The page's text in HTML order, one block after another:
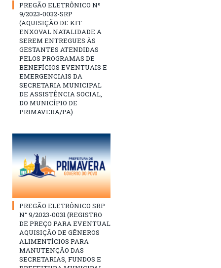
PREGÃO ELETRÔNICO Nº
9/2023-0032-SRP
(AQUISIÇÃO DE KIT
ENXOVAL NATALIDADE A
SEREM ENTREGUES ÀS
GESTANTES ATENDIDAS
PELOS PROGRAMAS DE
BENEFÍCIOS EVENTUAIS E
EMERGENCIAIS DA
SECRETARIA MUNICIPAL
DE ASSISTÊNCIA SOCIAL,
DO MUNICÍPIO DE
PRIMAVERA/PA)
PREGÃO ELETRÔNICO SRP
N° 9/2023-0031 (REGISTRO
DE PREÇO PARA EVENTUAL
AQUISIÇÃO DE GÊNEROS
ALIMENTÍCIOS PARA
MANUTENÇÃO DAS
SECRETARIAS, FUNDOS E